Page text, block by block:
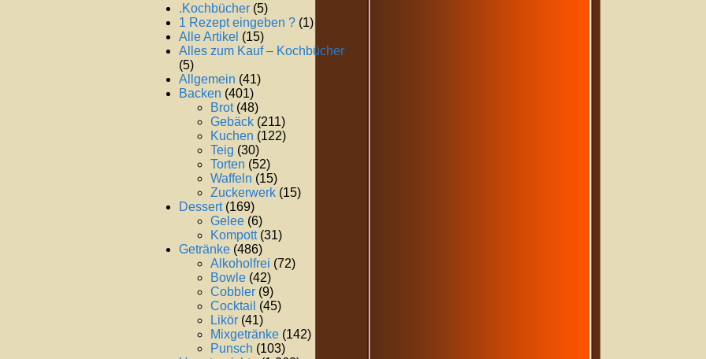
.Kochbücher (5)
1 Rezept eingeben ? (1)
Alle Artikel (15)
Alles zum Kauf – Kochbücher
(5)
Allgemein (41)
Backen (401)
Brot(48)
Gebäck (211)
Kuchen (122)
Teig (30)
Torten (52)
Waffeln (15)
Zuckerwerk (15)
Dessert(169)
Gelee (6)
Kompott(31)
Getränke (486)
Alkoholfrei (72)
Bowle (42)
Cobbler (9)
Cocktail (45)
Likör (41)
Mixgetränke (142)
Punsch (103)